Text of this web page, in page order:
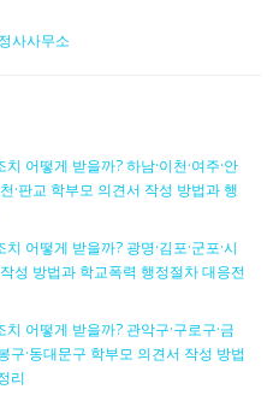
어떻게 받을까? 하남·이천·여주·안
천·판교 학부모 의견서 작성 방법과 행
어떻게 받을까? 광명·김포·군포·시
성 방법과 학교폭력 행정절차 대응전
어떻게 받을까? 관악구·구로구·금
구·동대문구 학부모 의견서 작성 방법
리